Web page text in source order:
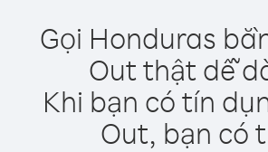
Gọi Honduras
Out thật dễ
Khi bạn có tín
Out, bạn có